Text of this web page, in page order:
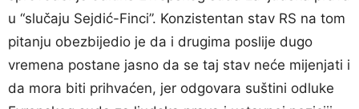
u “slučaju Sejdić-Finci”. Konzistentan stav RS na tom
pitanju obezbijedio je da i drugima poslije dugo
vremena postane jasno da se taj stav neće mijenjati i
da mora biti prihvaćen, jer odgovara suštini odluke